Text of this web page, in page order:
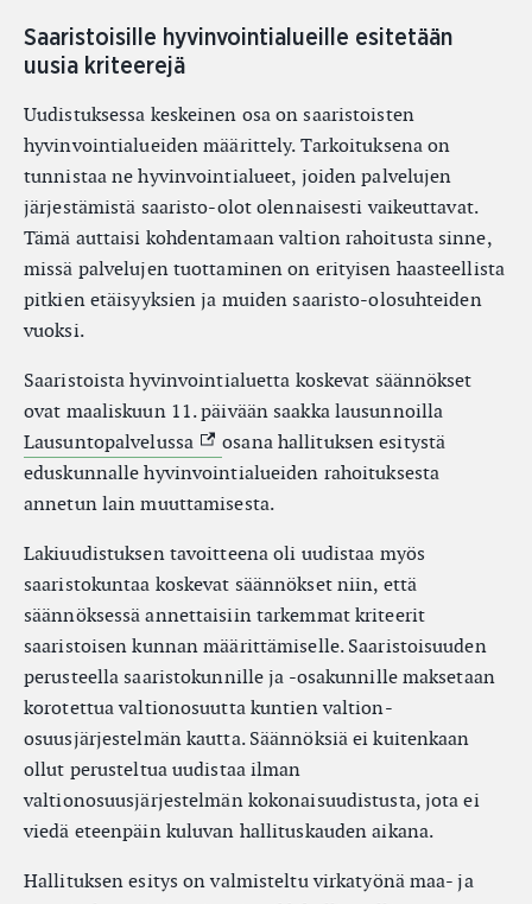
Saaristoisille hyvinvointialueille esitetään
uusia kriteerejä
Uudistuksessa keskeinen osa on saaristoisten
hyvinvointialueiden määrittely. Tarkoituksena on
tunnistaa ne hyvinvointialueet, joiden palvelujen
järjestämistä saaristo-olot olennaisesti vaikeuttavat.
Tämä auttaisi kohdentamaan valtion rahoitusta sinne,
missä palvelujen tuottaminen on erityisen haasteellista
pitkien etäisyyksien ja muiden saaristo-olosuhteiden
vuoksi.
Saaristoista hyvinvointialuetta koskevat säännökset
ovat maaliskuun 11. päivään saakka lausunnoilla
Lausuntopalvelussa (Ulkoinen linkki)
osana hallituksen esitystä
eduskunnalle hyvinvointialueiden rahoituksesta
annetun lain muuttamisesta.
Lakiuudistuksen tavoitteena oli uudistaa myös
saaristokuntaa koskevat säännökset niin, että
säännöksessä annettaisiin tarkemmat kriteerit
saaristoisen kunnan määrittämiselle. Saaristoisuuden
perusteella saaristokunnille ja -osakunnille maksetaan
korotettua valtionosuutta kuntien valtion-
osuusjärjestelmän kautta. Säännöksiä ei kuitenkaan
ollut perusteltua uudistaa ilman
valtionosuusjärjestelmän kokonaisuudistusta, jota ei
viedä eteenpäin kuluvan hallituskauden aikana.
Hallituksen esitys on valmisteltu virkatyönä maa- ja